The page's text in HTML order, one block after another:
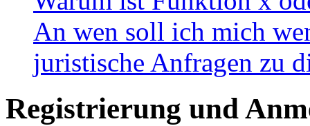
An wen soll ich mich
juristische Anfragen zu
Registrierung und